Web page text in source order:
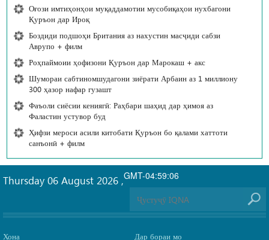
Оғози имтиҳонҳои муқаддамотии мусобиқаҳои нухбагони
Қуръон дар Ироқ
Боздиди подшоҳи Британия аз нахустин масҷиди сабзи
Аврупо + филм
Роҳпаймоии ҳофизони Қуръон дар Марокаш + акс
Шумораи сабтиномшудагони зиёрати Арбаин аз 1 миллиону
300 ҳазор нафар гузашт
Фаъоли сиёсии кениягӣ: Раҳбари шаҳид дар ҳимоя аз
Фаластин устувор буд
Ҳифзи мероси асили китобати Қуръон бо қалами хаттоти
санъонӣ + филм
GMT-04:59:06
Thursday 06 August 2026 ,
Хона Дар бораи мо